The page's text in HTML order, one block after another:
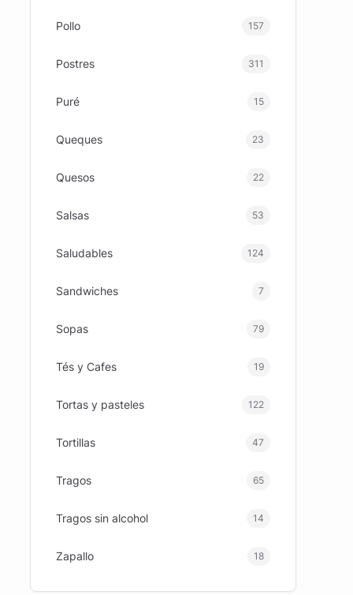
Pollo 157
Postres 311
Puré 15
Queques 23
Quesos 22
Salsas 53
Saludables 124
Sandwiches 7
Sopas 79
Tés y Cafes 19
Tortas y pasteles 122
Tortillas 47
Tragos 65
Tragos sin alcohol 14
Zapallo 18